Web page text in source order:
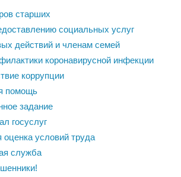
старших
социальных услуг
действий и членам семей
коронавирусной инфекции
коррупции
помощь
задание
госуслуг
условий труда
служба